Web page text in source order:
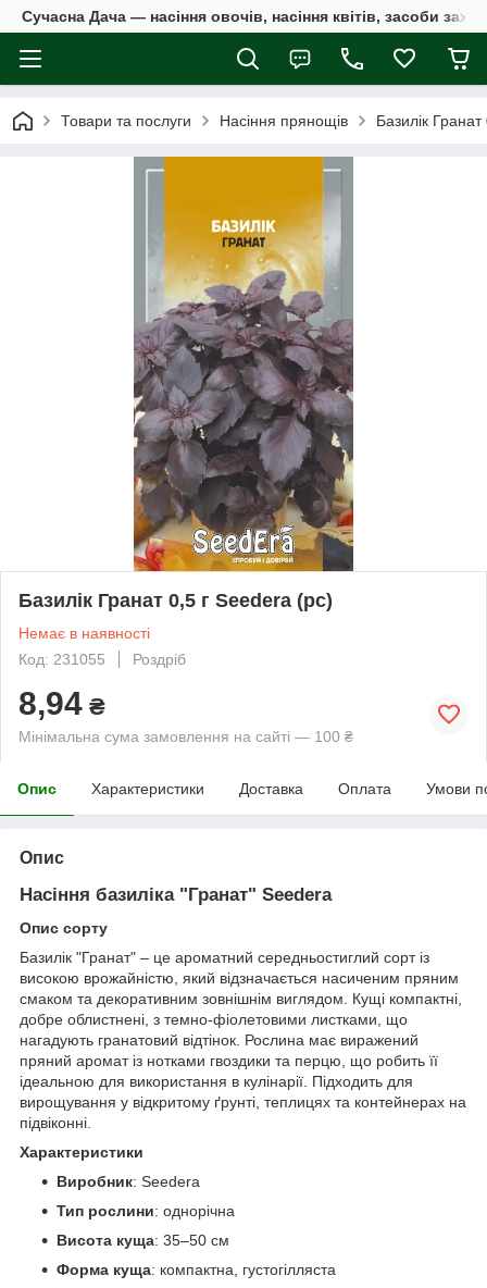
Сучасна Дача — насіння овочів, насіння квітів, засоби
Товари та послуги Насіння прянощів Базилік
Базилік Гранат 0,5 г Seedera (рс)
Немає в наявності
Код: 231055
Роздріб
8,94 ₴
Мінімальна сума замовлення на сайті — 100 ₴
Опис Характеристики Доставка Оплата Умови
Опис
Насіння базиліка "Гранат" Seedera
Опис сорту
Базилік "Гранат" – це ароматний середньостиглий сорт із
високою врожайністю, який відзначається насиченим пряним
смаком та декоративним зовнішнім виглядом. Кущі компактні,
добре облистнені, з темно-фіолетовими листками, що
нагадують гранатовий відтінок. Рослина має виражений
пряний аромат із нотками гвоздики та перцю, що робить її
ідеальною для використання в кулінарії. Підходить для
вирощування у відкритому ґрунті, теплицях та контейнерах на
підвіконні.
Характеристики
Виробник: Seedera
Тип рослини: однорічна
Висота куща: 35–50 см
Форма куща: компактна, густогілляста